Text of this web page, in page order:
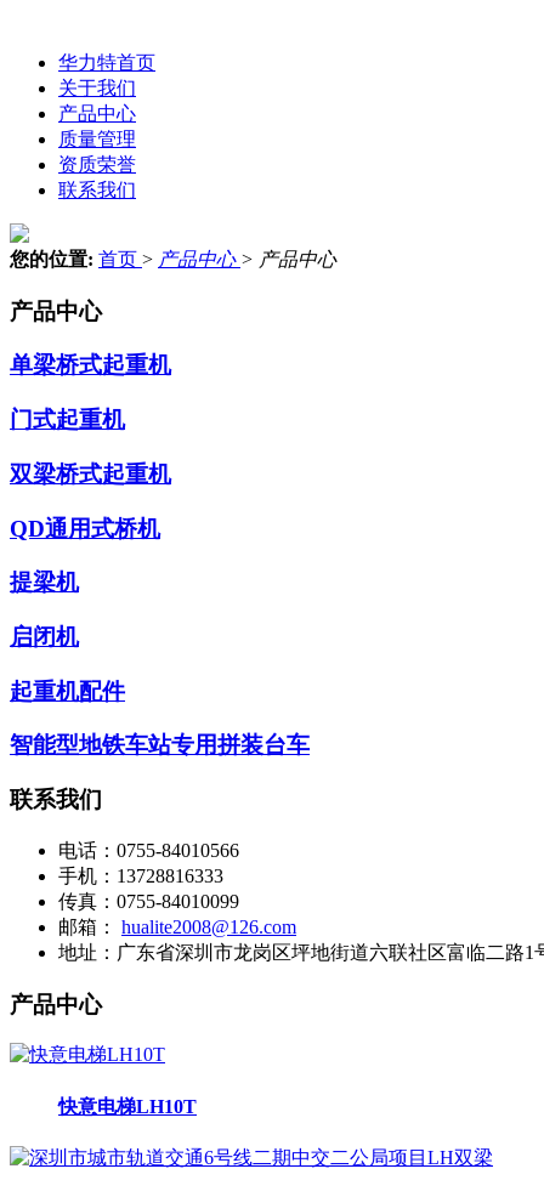
华力特首页
关于我们
产品中心
质量管理
资质荣誉
联系我们
您的位置: 首页 > 产品中心 > 产品中心
产品中心
单梁桥式起重机
门式起重机
双梁桥式起重机
QD通用式桥机
提梁机
启闭机
起重机配件
智能型地铁车站专用拼装台车
联系我们
电话： 0755-84010566
手机： 13728816333
传真： 0755-84010099
邮箱：
hualite2008@126.com
地址： 广东省深圳市龙岗区坪地街道六联社区富临二路1
产品中心
快意电梯LH10T